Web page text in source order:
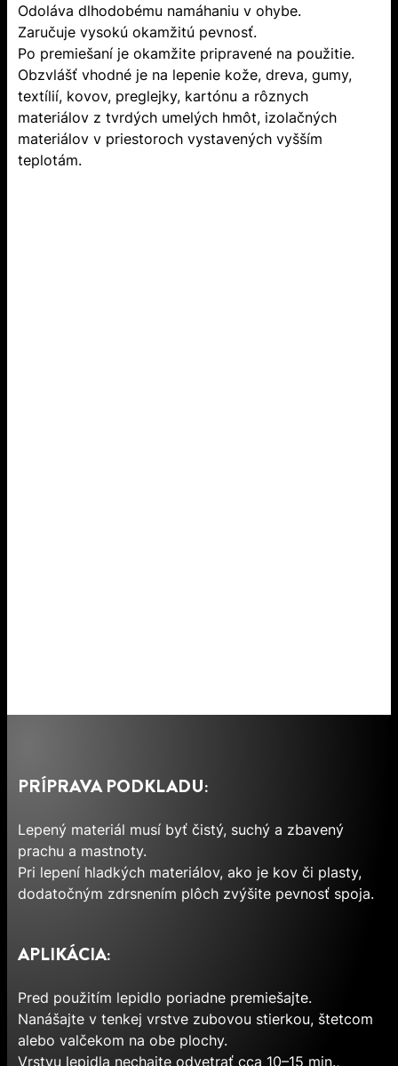
Odoláva dlhodobému namáhaniu v ohybe.
Zaručuje vysokú okamžitú pevnosť.
Po premiešaní je okamžite pripravené na použitie.
Obzvlášť vhodné je na lepenie kože, dreva, gumy,
textílií, kovov, preglejky, kartónu a rôznych
materiálov z tvrdých umelých hmôt, izolačných
materiálov v priestoroch vystavených vyšším
teplotám.
PRÍPRAVA PODKLADU:
Lepený materiál musí byť čistý, suchý a zbavený
prachu a mastnoty.
Pri lepení hladkých materiálov, ako je kov či plasty,
dodatočným zdrsnením plôch zvýšite pevnosť spoja.
APLIKÁCIA:
Pred použitím lepidlo poriadne premiešajte.
Nanášajte v tenkej vrstve zubovou stierkou, štetcom
alebo valčekom na obe plochy.
Vrstvu lepidla nechajte odvetrať cca 10–15 min.,